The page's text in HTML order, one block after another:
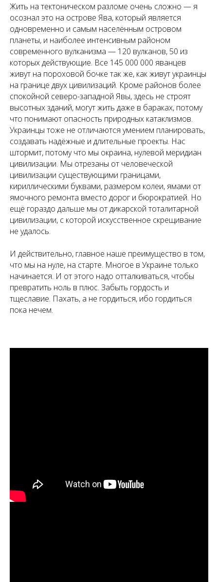
Жить на тектоническом разломе очень сложно — я
осознал это на острове Ява, который является
одновременно и самым населённым островом
планеты, и наиболее интенсивным районом
современного вулканизма — 120 вулканов, 50 из
которых действующие. Все 145 000 000 яванцев
живут на пороховой бочке так же, как живут украинцы
на границе двух цивилизаций. Кроме районов более
спокойной северо-западной Явы, здесь не строят
высотных зданий, могут жить даже в бараках, потому
что понимают опасность природных катаклизмов.
Украинцы тоже не отличаются умением планировать,
создавать надёжные и длительные проекты. Нас
штормит, потому что мы окраина, нулевой меридиан
цивилизации. Мы отрезаны от человеческой
цивилизации существующими границами,
кириллическими буквами, размером колеи, ямами от
ямочного ремонта вместо дорог и бюрократией. Но
ещё гораздо дальше мы от дикарской тоталитарной
цивилизации, с которой искусственное скрещивание
не удалось.
И действительно, главное наше преимущество в том,
что мы на нуле, на старте. Многое в Украине только
начинается. И от этого надо отталкиваться, чтобы
превратить ноль в плюс. Забыть гордость и
тщеславие. Пахать, а не гордиться, ибо гордиться
пока нечем.